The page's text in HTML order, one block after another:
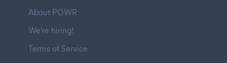
About POWR
We're hiring!
Terms of Service